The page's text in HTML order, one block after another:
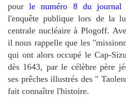
pourle numéro 8 du journal
l'enquête publique lors de la
centrale nucléaire à Plogoff.
il nous rappelle que les
qui ont alors occupé le Cap-
dès 1643, par le célèbre père
ses prêches illustrés des "
fait connaître l'histoire.